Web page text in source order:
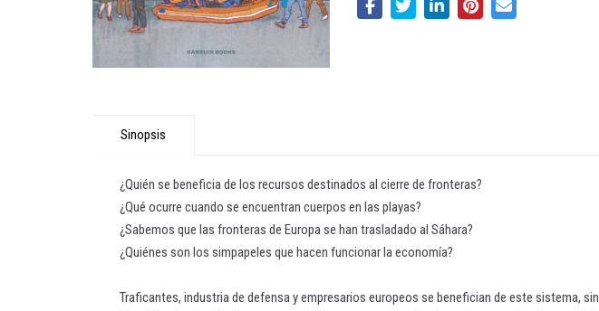
Sinopsis
¿Quién se beneficia de los recursos destinados al cierre de fronteras?
¿Qué ocurre cuando se encuentran cuerpos en las playas?
¿Sabemos que las fronteras de Europa se han trasladado al Sáhara?
¿Quiénes son los simpapeles que hacen funcionar la economía?
Traficantes, industria de defensa y empresarios europeos se benefician de este sistema,